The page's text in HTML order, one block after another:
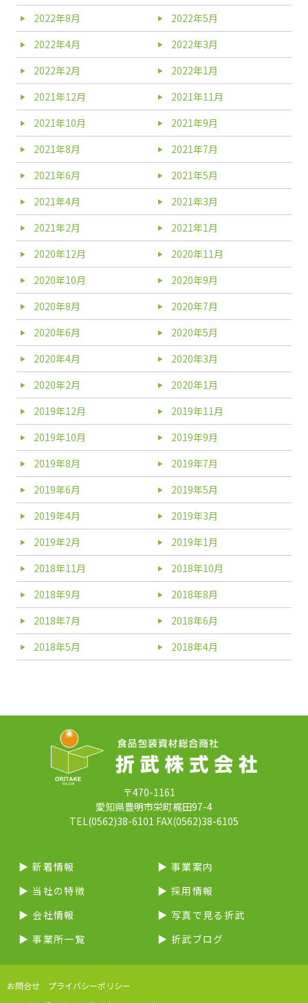
2022年8月
2022年5月
2022年4月
2022年3月
2022年2月
2022年1月
2021年12月
2021年11月
2021年10月
2021年9月
2021年8月
2021年7月
2021年6月
2021年5月
2021年4月
2021年3月
2021年2月
2021年1月
2020年12月
2020年11月
2020年10月
2020年9月
2020年8月
2020年7月
2020年6月
2020年5月
2020年4月
2020年3月
2020年2月
2020年1月
2019年12月
2019年11月
2019年10月
2019年9月
2019年8月
2019年7月
2019年6月
2019年5月
2019年4月
2019年3月
2019年2月
2019年1月
2018年11月
2018年10月
2018年9月
2018年8月
2018年7月
2018年6月
2018年5月
2018年4月
〒470-1161
愛知県豊明市栄町梶田97-4
TEL(0562)38-6101 FAX(0562)38-6105
▶︎ 新着情報
▶︎ 当社の特徴
▶︎ 会社情報
▶︎ 事業所一覧
▶︎ 事業案内
▶︎ 採用情報
▶︎ 写真で見る折武
▶︎ 折武ブログ
お問合せ
プライバシーポリシー